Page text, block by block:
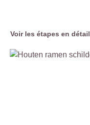
Voir les étapes en détail